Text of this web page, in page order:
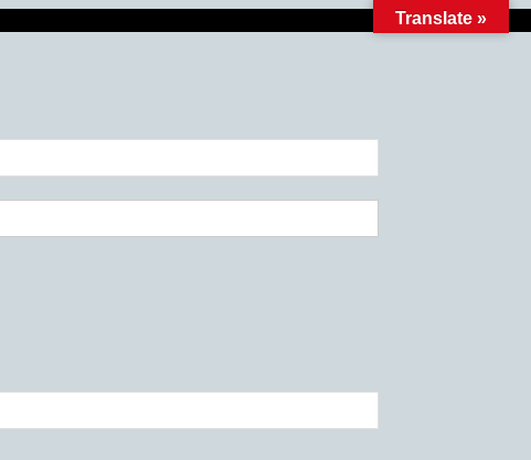
Translate »